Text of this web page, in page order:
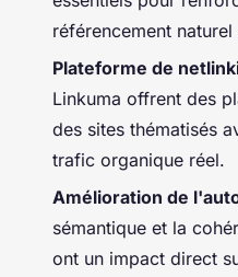
référencement naturel
Plateforme de
Linkuma offrent des
des sites thématisés
trafic organique réel.
Amélioration de
sémantique et la
ont un impact direct